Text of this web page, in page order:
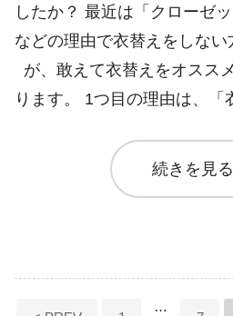
したか？ 最近は「クローゼ
などの理由で衣替えをしない
が、敢えて衣替えをオスス
ります。 1つ目の理由は、
続きを見る
…